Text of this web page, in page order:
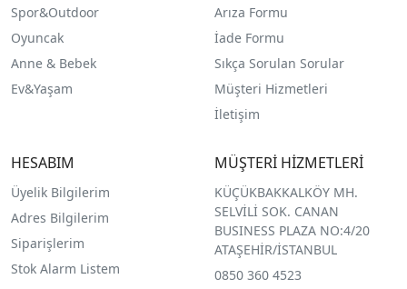
Spor&Outdoor
Oyuncak
Anne & Bebek
Ev&Yaşam
Arıza Formu
İade Formu
Sıkça Sorulan Sorular
Müşteri Hizmetleri
İletişim
HESABIM
Üyelik Bilgilerim
Adres Bilgilerim
Siparişlerim
Stok Alarm Listem
MÜŞTERİ HİZMETLERİ
KÜÇÜKBAKKALKÖY MH.
SELVİLİ SOK. CANAN
BUSINESS PLAZA NO:4/20
ATAŞEHİR/İSTANBUL
0850 360 4523